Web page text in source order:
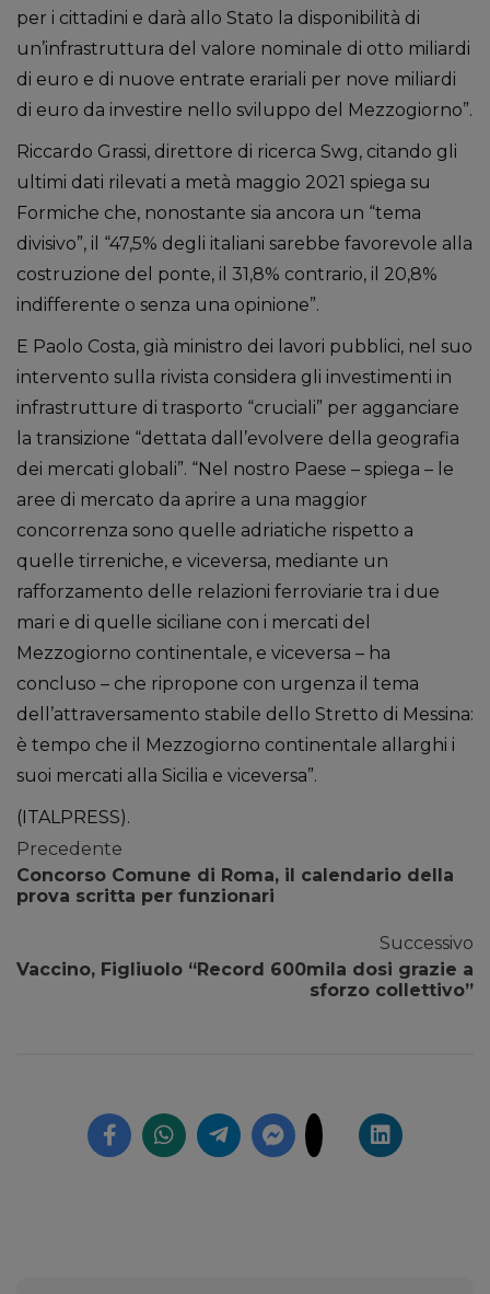
per i cittadini e darà allo Stato la disponibilità di
un’infrastruttura del valore nominale di otto miliardi
di euro e di nuove entrate erariali per nove miliardi
di euro da investire nello sviluppo del Mezzogiorno”.
Riccardo Grassi, direttore di ricerca Swg, citando gli
ultimi dati rilevati a metà maggio 2021 spiega su
Formiche che, nonostante sia ancora un “tema
divisivo”, il “47,5% degli italiani sarebbe favorevole alla
costruzione del ponte, il 31,8% contrario, il 20,8%
indifferente o senza una opinione”.
E Paolo Costa, già ministro dei lavori pubblici, nel suo
intervento sulla rivista considera gli investimenti in
infrastrutture di trasporto “cruciali” per agganciare
la transizione “dettata dall’evolvere della geografia
dei mercati globali”. “Nel nostro Paese – spiega – le
aree di mercato da aprire a una maggior
concorrenza sono quelle adriatiche rispetto a
quelle tirreniche, e viceversa, mediante un
rafforzamento delle relazioni ferroviarie tra i due
mari e di quelle siciliane con i mercati del
Mezzogiorno continentale, e viceversa – ha
concluso – che ripropone con urgenza il tema
dell’attraversamento stabile dello Stretto di Messina:
è tempo che il Mezzogiorno continentale allarghi i
suoi mercati alla Sicilia e viceversa”.
(ITALPRESS).
Precedente
Concorso Comune di Roma, il calendario della
prova scritta per funzionari
Successivo
Vaccino, Figliuolo “Record 600mila dosi grazie a
sforzo collettivo”